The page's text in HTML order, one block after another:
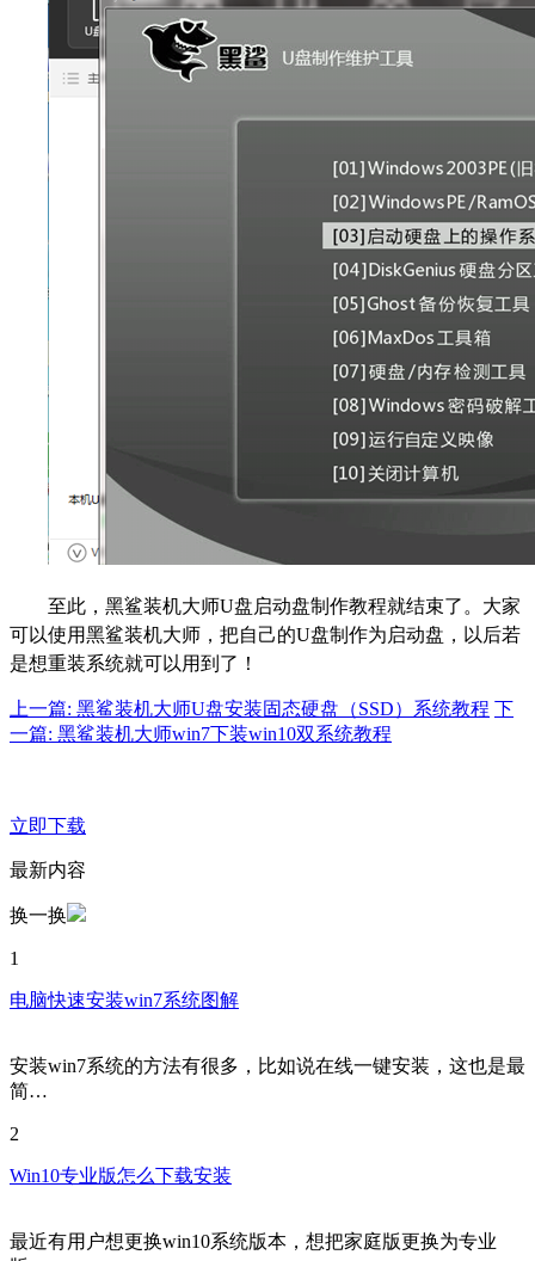
至此，黑鲨装机大师U盘启动盘制作教程就结束了。大家
可以使用黑鲨装机大师，把自己的U盘制作为启动盘，以后若
是想重装系统就可以用到了！
上一篇: 黑鲨装机大师U盘安装固态硬盘（SSD）系统教程 下
一篇: 黑鲨装机大师win7下装win10双系统教程
立即下载
最新内容
换一换
1
电脑快速安装win7系统图解
安装win7系统的方法有很多，比如说在线一键安装，这也是最
简…
2
Win10专业版怎么下载安装
最近有用户想更换win10系统版本，想把家庭版更换为专业